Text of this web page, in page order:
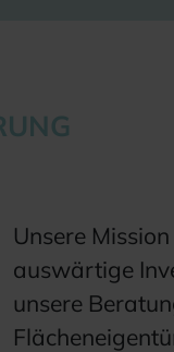
Unsere
auswärtige
unsere